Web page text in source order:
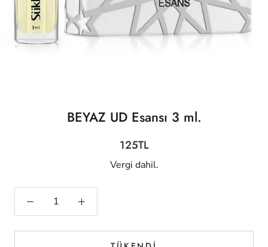
BEYAZ UD Esansı 3 ml.
125TL
Vergi dahil.